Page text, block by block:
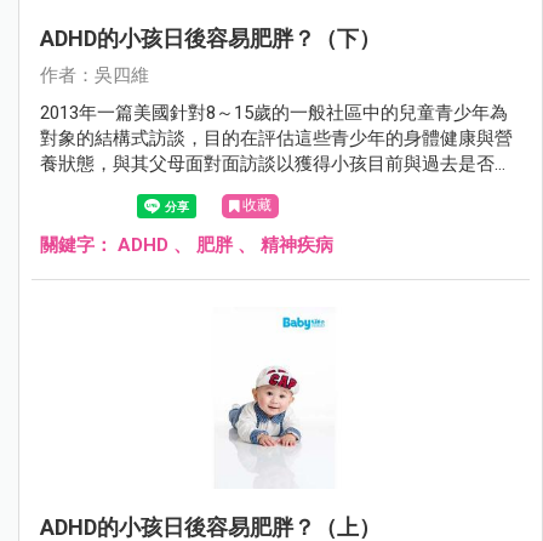
ADHD的小孩日後容易肥胖？（下）
作者：吳四維
2013年一篇美國針對8～15歲的一般社區中的兒童青少年為
對象的結構式訪談，目的在評估這些青少年的身體健康與營
養狀態，與其父母面對面訪談以獲得小孩目前與過去是否有
ADHD、目前是否有使用藥物來治療ADHD等資料，發現這些
完成評估的3050個8～15歲兒童青少年中：
收藏
關鍵字： ADHD 、 肥胖、 精神疾病
ADHD的小孩日後容易肥胖？（上）